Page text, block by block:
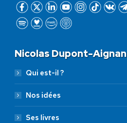
Nicolas Dupont-Aignan
Qui est-il ?
Nos idées
Ses livres